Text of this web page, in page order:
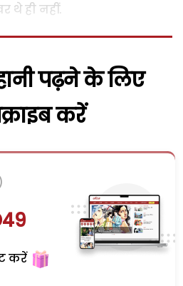
थे ही नहीं.
पढ़ने के लिए
करें
करें